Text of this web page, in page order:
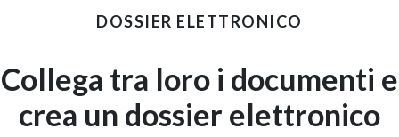
DOSSIER ELETTRONICO
Collega tra loro i documenti e
crea un dossier elettronico